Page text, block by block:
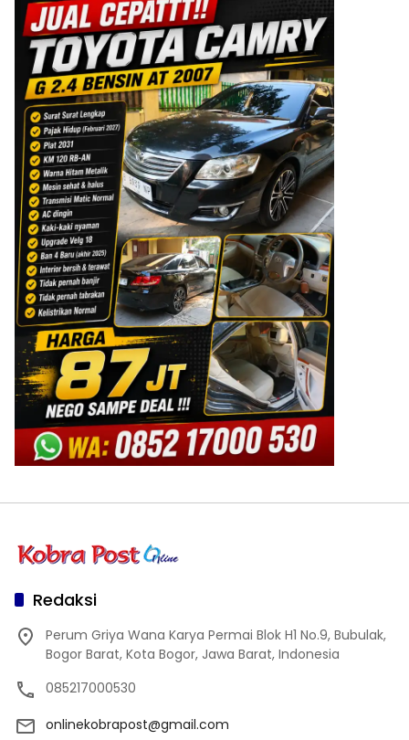
Redaksi
Perum Griya Wana Karya Permai Blok H1 No.9, Bubulak,
Bogor Barat, Kota Bogor, Jawa Barat, Indonesia
085217000530
onlinekobrapost@gmail.com